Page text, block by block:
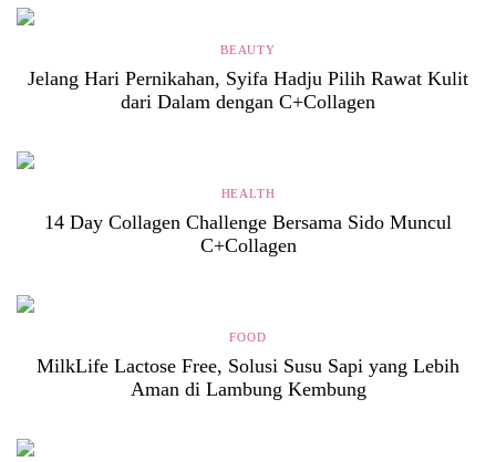
BEAUTY
Jelang Hari Pernikahan, Syifa Hadju Pilih Rawat Kulit
dari Dalam dengan C+Collagen
HEALTH
14 Day Collagen Challenge Bersama Sido Muncul
C+Collagen
FOOD
MilkLife Lactose Free, Solusi Susu Sapi yang Lebih
Aman di Lambung Kembung